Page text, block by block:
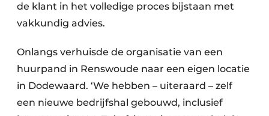
de klant in het volledige proces bijstaan met
vakkundig advies.
Onlangs verhuisde de organisatie van een
huurpand in Renswoude naar een eigen locatie
in Dodewaard. ‘We hebben – uiteraard – zelf
een nieuwe bedrijfshal gebouwd, inclusief